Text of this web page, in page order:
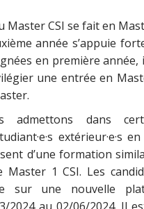
Master CSI se fait en
année s’appuie
en première année,
une entrée en
admettons dans
extérieur·e·s
d’une formation
Master 1 CSI. Les
sur une nouvelle